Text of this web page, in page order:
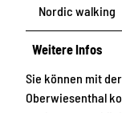
Nordic walking
Weitere Infos
Sie können mit
Oberwiesenthal